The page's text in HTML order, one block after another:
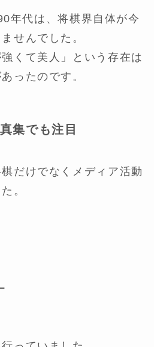
年代は、将棋界自体が今
せんでした。
くて美人」という存在は
ったのです。
集でも注目
だけでなくメディア活動
。